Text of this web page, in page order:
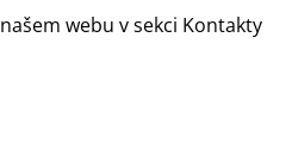
webu v sekci Kontakty